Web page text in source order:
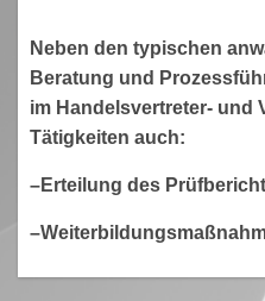
Neben den typischen
Beratung und
im Handelsvertreter- und
Tätigkeiten auch:
–Erteilung des